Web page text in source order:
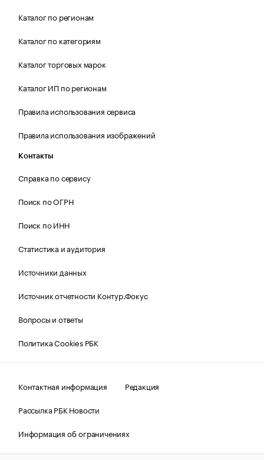
Каталог по регионам
Каталог по категориям
Каталог торговых марок
Каталог ИП по регионам
Правила использования сервиса
Правила использования изображений
Контакты
Справка по сервису
Поиск по ОГРН
Поиск по ИНН
Статистика и аудитория
Источники данных
Источник отчетности Контур.Фокус
Вопросы и ответы
Политика Cookies РБК
Контактная информация
Редакция
Рассылка РБК Новости
Информация об ограничениях
Правовая информация
О соблюдении авторских прав